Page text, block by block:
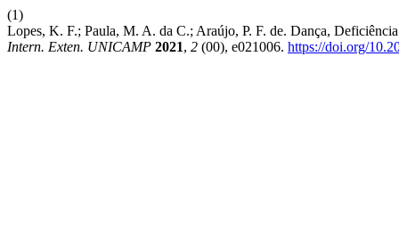
(1)
Lopes, K. F.; Paula, M. A. da C.; Araújo, P. F. de. Dança,
Intern. Exten. UNICAMP 2021, 2 (00), e021006. https://doi.org/